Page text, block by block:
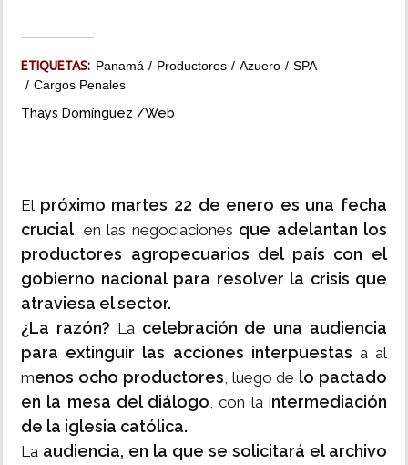
ETIQUETAS: Panamá Productores Azuero
SPA
Cargos Penales
Thays Domínguez /Web
El próximo martes 22 de enero es una fecha
crucial, en las negociaciones que adelantan los
productores agropecuarios del país con el
gobierno nacional para resolver la crisis que
atraviesa el sector.
¿La razón? La celebración de una audiencia
para extinguir las acciones interpuestas a al
menos ocho productores, luego de lo pactado
en la mesa del diálogo, con la intermediación
de la iglesia católica.
La audiencia, en la que se solicitará el archivo